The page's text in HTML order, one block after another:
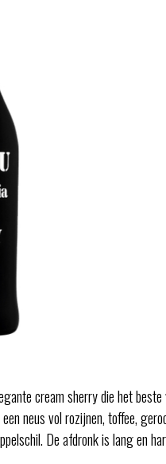
cream sherry die het
neus vol rozijnen, toffee,
De afdronk is lang en